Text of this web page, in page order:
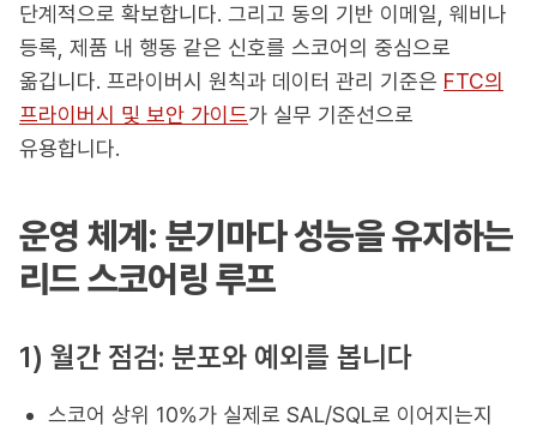
단계적으로 확보합니다. 그리고 동의 기반 이메일, 웨비나
등록, 제품 내 행동 같은 신호를 스코어의 중심으로
옮깁니다. 프라이버시 원칙과 데이터 관리 기준은 FTC의
프라이버시 및 보안 가이드가 실무 기준선으로
유용합니다.
운영 체계: 분기마다 성능을 유지하는
리드 스코어링 루프
1) 월간 점검: 분포와 예외를 봅니다
스코어 상위 10%가 실제로 SAL/SQL로 이어지는지